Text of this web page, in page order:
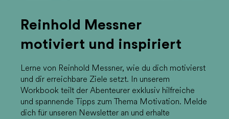
Reinhold Messner
motiviert und inspiriert
Lerne von Reinhold Messner, wie du dich motivierst
und dir erreichbare Ziele setzt. In unserem
Workbook teilt der Abenteurer exklusiv hilfreiche
und spannende Tipps zum Thema Motivation. Melde
dich für unseren Newsletter an und erhalte